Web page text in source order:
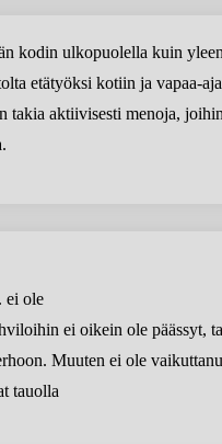
kodin ulkopuolella kuin
etätyöksi kotiin ja vapaa-
takia aktiivisesti menoja,
ei ole
ei oikein ole päässyt,
Muuten ei ole
tauolla